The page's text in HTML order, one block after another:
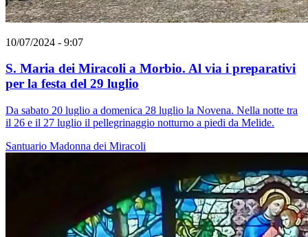
10/07/2024 - 9:07
S. Maria dei Miracoli a Morbio. Al via i preparativi
per la festa del 29 luglio
Da sabato 20 luglio a domenica 28 luglio la Novena. Nella notte tra
il 26 e il 27 luglio il pellegrinaggio notturno a piedi da Melide.
Santuario Madonna dei Miracoli